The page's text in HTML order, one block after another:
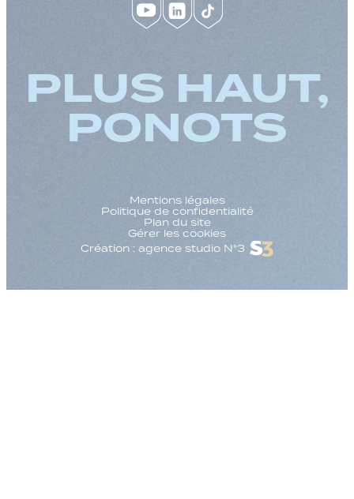
PLUS HAUT,
PONOTS
Mentions légales
Politique de confidentialité
Plan du site
Gérer les cookies
Création : agence studio N°3